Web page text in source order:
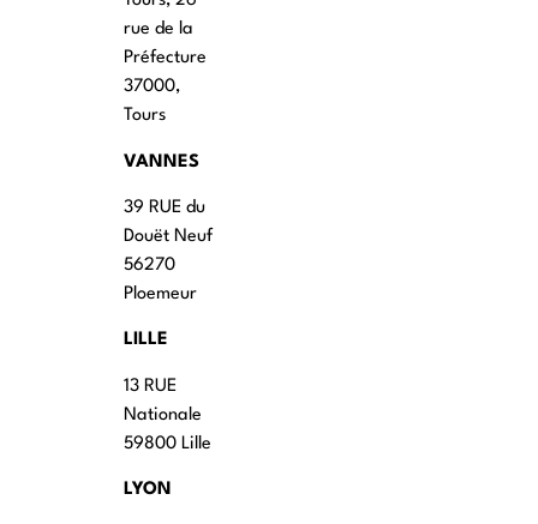
rue de la
Préfecture
37000,
Tours
VANNES
39 RUE du
Douët Neuf
56270
Ploemeur
LILLE
13 RUE
Nationale
59800 Lille
LYON